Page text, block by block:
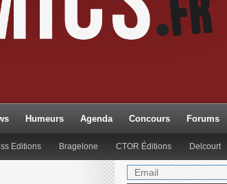
Humeurs Agenda Concours Forums
Editions Bragelone CTOR Éditions Delcourt
Glénat Glénat Comics